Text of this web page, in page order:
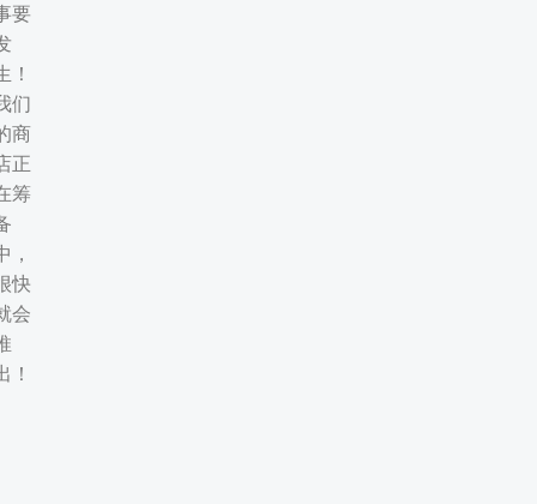
要
！
们
商
正
筹
，
快
会
！